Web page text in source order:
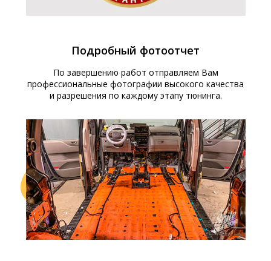
Подробный фотоотчет
По завершению работ отправляем Вам
профессиональные фотографии высокого качества
и разрешения по каждому этапу тюнинга.